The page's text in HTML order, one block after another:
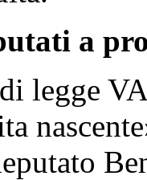
a
legge